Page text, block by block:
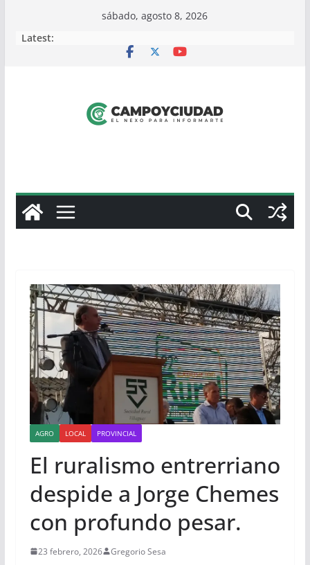
sábado, agosto 8, 2026
Latest:
AGRO LOCAL PROVINCIAL
El ruralismo entrerriano
despide a Jorge Chemes
con profundo pesar.
23 febrero, 2026 Gregorio Sesa